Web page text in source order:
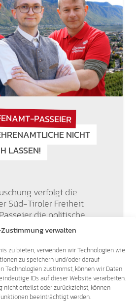
verwalten
zu bieten, verwenden wir Technologien wie
zu speichern und/oder darauf
Technologien zustimmst, können wir Daten
IDs auf dieser Website verarbeiten.
nicht erteilst oder zurückziehst, können
beeinträchtigt werden.
PASSEIER
NICHT
LASSEN!
verfolgt die
Süd-Tiroler Freiheit
die politische
Monate.
des Ehrenamts zeigt
Große Versprechen
konkrete…